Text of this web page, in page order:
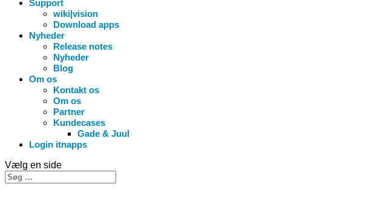
Support
wiki|vision
Download apps
Nyheder
Release notes
Nyheder
Blog
Om os
Kontakt os
Om os
Partner
Kundecases
Gade & Juul
Login itnapps
Vælg en side